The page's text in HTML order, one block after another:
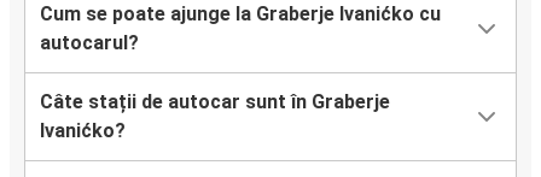
Cum se poate ajunge la Graberje Ivanićko cu
autocarul?
Câte stații de autocar sunt în Graberje
Ivanićko?